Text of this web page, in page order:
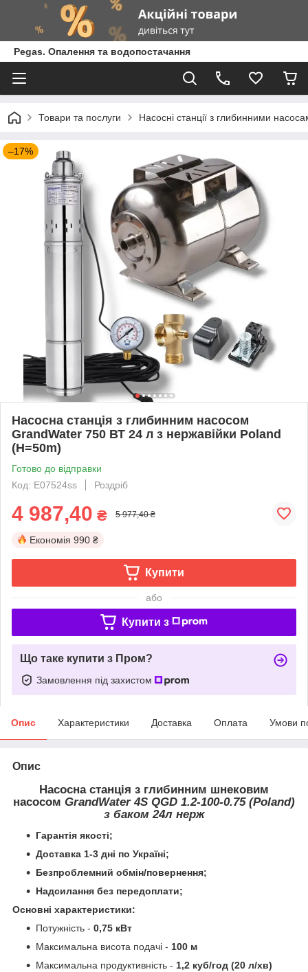
Pegas. Опалення та водопостачання
Товари та послуги Насосні станції з глибинними
–17%
Насосна станція з глибинним насосом
GrandWater 750 ВТ 24 л з нержавійки Poland
(H=50m)
Готово до відправки
Код: E07524ss
Роздріб
4 987,40 ₴ 5 977,40 ₴
Економія 990 ₴
Купити
або
Купити з
Що таке купити з Пром?
Замовлення під захистом
Опис Характеристики Доставка Оплата Умови
Опис
Насосна станція з глибинним шнековим
насосом GrandWater 4S QGD 1.2-100-0.75 (Poland)
з баком 24л нерж
Гарантія якості;
Доставка 1-3 дні по Україні;
Безпроблемний обмін/повернення;
Надсилання без передоплати;
Основні характеристики:
Потужність - 0,75 кВт
Максимальна висота подачі - 100 м
Максимальна продуктивність - 1,2 куб/год (20 л/хв)